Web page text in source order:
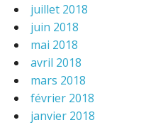
juillet 2018
juin 2018
mai 2018
avril 2018
mars 2018
février 2018
janvier 2018